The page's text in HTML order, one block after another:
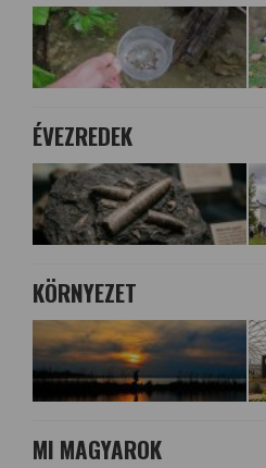
ÉVEZREDEK
KÖRNYEZET
MI MAGYAROK